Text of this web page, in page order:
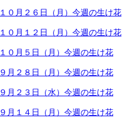
１０月２６日（月）今週の生け花
１０月１２日（月）今週の生け花
１０月５日（月）今週の生け花
９月２８日（月）今週の生け花
９月２３日（水）今週の生け花
９月１４日（月）今週の生け花